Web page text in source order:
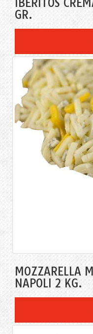
IBERITOS
GR.
MOZZARELLA
NAPOLI 2 KG.